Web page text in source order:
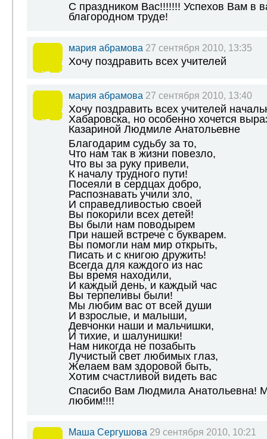
С праздником Вас!!!!!!! Успехов Вам в
благородном труде!
мария абрамова 27 сентября 2010, 13:35
Хочу поздравить всех учителей
мария абрамова 27 сентября 2010, 13:40
Хочу поздравить всех учителей
Хабаровска, но особенно хочется
Казариной Людмиле Анатольевне
Благодарим судьбу за то,
Что нам так в жизни повезло,
Что вы за руку привели,
К началу трудного пути!
Посеяли в сердцах добро,
Распознавать учили зло,
И справедливостью своей
Вы покорили всех детей!
Вы были нам поводырем
При нашей встрече с букварем.
Вы помогли нам мир открыть,
Писать и с книгою дружить!
Всегда для каждого из нас
Вы время находили,
И каждый день, и каждый час
Вы терпеливы были!
Мы любим вас от всей души
И взрослые, и малыши,
Девчонки наши и мальчишки,
И тихие, и шалунишки!
Нам никогда не позабыть
Лучистый свет любимых глаз,
Желаем вам здоровой быть,
Хотим счастливой видеть вас
Спасибо Вам Людмила Анатольевна!
любим!!!!
Маша Сергушова 29 сентября 2010, 10:21